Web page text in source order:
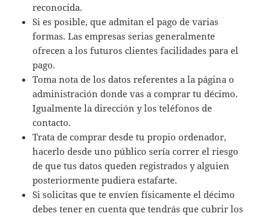
reconocida.
Si es posible, que admitan el pago de varias
formas. Las empresas serias generalmente
ofrecen a los futuros clientes facilidades para el
pago.
Toma nota de los datos referentes a la página o
administración donde vas a comprar tu décimo.
Igualmente la dirección y los teléfonos de
contacto.
Trata de comprar desde tu propio ordenador,
hacerlo desde uno público sería correr el riesgo
de que tus datos queden registrados y alguien
posteriormente pudiera estafarte.
Si solicitas que te envíen físicamente el décimo
debes tener en cuenta que tendrás que cubrir los